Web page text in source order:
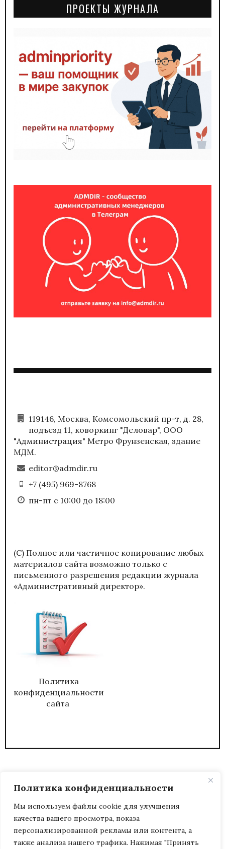
Политика конфиденциальности
Мы используем файлы cookie для улучшения
качества вашего просмотра, показа
персонализированной рекламы или контента, а
также анализа нашего трафика. Нажимая "Принять
ПРОЕКТЫ ЖУРНАЛА
119146, Москва, Комсомольский пр-т, д. 28,
подъезд 11, коворкинг "Деловар", ООО
"Администрация" Метро Фрунзенская, здание
МДМ.
editor@admdir.ru
+7 (495) 969-8768
пн-пт с 10:00 до 18:00
(С) Полное или частичное копирование любых
материалов сайта возможно только с
письменного разрешения редакции журнала
«Административный директор».
Политика
конфиденциальности
сайта
ЖУРНАЛ АДМИНИСТРАТИВНЫЙ
ДИРЕКТОР.